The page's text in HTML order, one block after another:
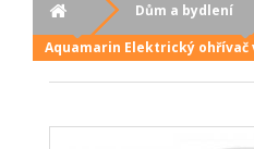
Dům a bydlení
Aquamarin Elektrický ohřívač